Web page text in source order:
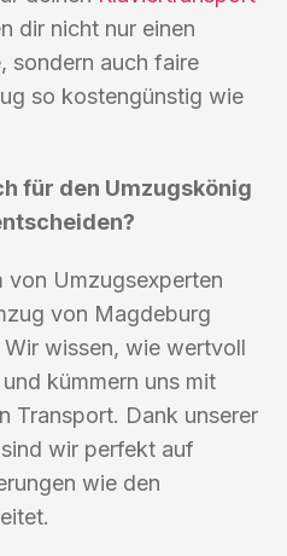
dir nicht nur einen
sondern auch faire
so kostengünstig wie
für den Umzugskönig
von Umzugsexperten
von Magdeburg
wissen, wie wertvoll
kümmern uns mit
Transport. Dank unserer
wir perfekt auf
wie den